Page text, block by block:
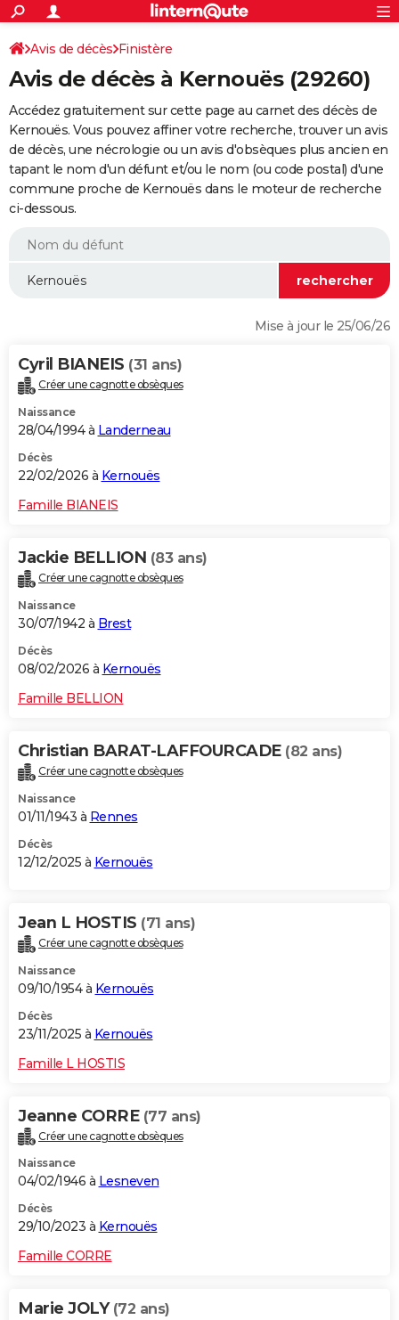
ACTUALITÉS
Politique
Société
Faits Divers
Education
Monde
Villes
+
SPORT
Coupe du monde 2026
Football
Tennis
Cyclisme
Rugby
Forum
Programme TV
TNT
Streaming
Cinéma
Sorties cinéma
Musique
+
FINANCE
Retraite
Epargne
Immobilier
Risques naturels par ville
Assurance
AUTO
Essais
Réserver un essai
Citadines
Berlines
SUV
Forum auto
+HIGH-TECH
BRICOLAGE
WEEK-END
Alimentation
Guide de la santé
Maladies
Médicaments
Sommeil
VOYAGE
Destinations
City break
Voyage nature
Voyage de noces
Forum
Climat
+PHOTO
GUIDES D'ACHAT
Carte de Noël
Carte Bonne année
Carte Saint-Valentin
Carte Pâques
Carte d'anniversaire
DICTIONNAIRE
Dictionnaire
Biographies
Citations
Expressions
Proverbes
PROGRAMME TV
S'inscrire
Se connecter
Lycées
Collèges
Primaires
Universités
Entreprises
Service militaire
Avis de recherche
AVIS DE DÉCÈS
FORUM
Bricolage
Lifestyle
Culture
Sport
Auto
Television
Voyage
Cinema
Avis de décès Finistère
Avis de décès à Kernouës (29260)
Accédez gratuitement sur cette page au carnet des décès de
Kernouës. Vous pouvez affiner votre recherche, trouver un avis
de décès, une nécrologie ou un avis d'obsèques plus ancien en
tapant le nom d'un défunt et/ou le nom (ou code postal) d'une
commune proche de Kernouës dans le moteur de recherche
ci-dessous.
Mise à jour le 25/06/26
Cyril BIANEIS (31 ans)
Créer une cagnotte obsèques
Naissance
28/04/1994 à Landerneau
Décès
22/02/2026 à Kernouës
Famille BIANEIS
Jackie BELLION (83 ans)
Créer une cagnotte obsèques
Naissance
30/07/1942 à Brest
Décès
08/02/2026 à Kernouës
Famille BELLION
Christian BARAT-LAFFOURCADE (82 ans)
Créer une cagnotte obsèques
Naissance
01/11/1943 à Rennes
Décès
12/12/2025 à Kernouës
Jean L HOSTIS (71 ans)
Créer une cagnotte obsèques
Naissance
09/10/1954 à Kernouës
Décès
23/11/2025 à Kernouës
Famille L HOSTIS
Jeanne CORRE (77 ans)
Créer une cagnotte obsèques
Naissance
04/02/1946 à Lesneven
Décès
29/10/2023 à Kernouës
Famille CORRE
Marie JOLY (72 ans)